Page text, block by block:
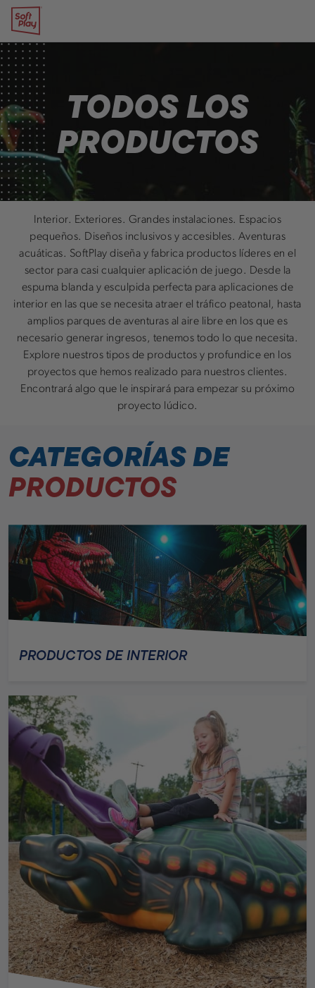
Ir al contenido
Soft Play
Centros comerciales
educación infantil
Salud y Fitness
PÚBLICO E
Hospitales
Militar y
gubernamental
Nudos de transporte
Piezas de repuesto
Servicio de atención al
Piezas de repuesto
TODOS LOS
PRODUCTOS
Interior. Exteriores. Grandes instalaciones. Espacios
pequeños. Diseños inclusivos y accesibles. Aventuras
acuáticas. SoftPlay diseña y fabrica productos líderes en el
sector para casi cualquier aplicación de juego. Desde la
espuma blanda y esculpida perfecta para aplicaciones de
interior en las que se necesita atraer el tráfico peatonal, hasta
amplios parques de aventuras al aire libre en los que es
necesario generar ingresos, tenemos todo lo que necesita.
Explore nuestros tipos de productos y profundice en los
proyectos que hemos realizado para nuestros clientes.
Encontrará algo que le inspirará para empezar su próximo
proyecto lúdico.
CATEGORÍAS DE
PRODUCTOS
PRODUCTOS DE INTERIOR